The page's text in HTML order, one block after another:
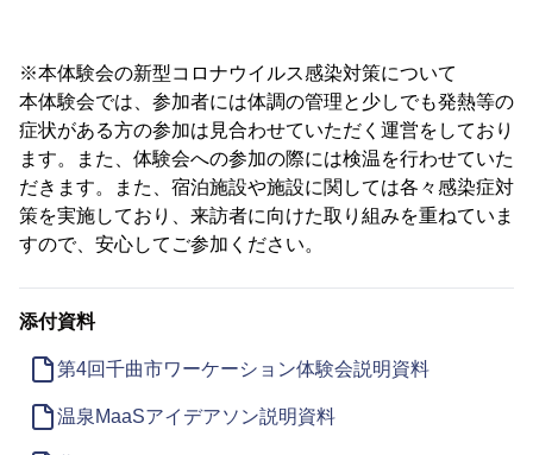
※本体験会の新型コロナウイルス感染対策について
本体験会では、参加者には体調の管理と少しでも発熱等の
症状がある方の参加は見合わせていただく運営をしており
ます。また、体験会への参加の際には検温を行わせていた
だきます。また、宿泊施設や施設に関しては各々感染症対
策を実施しており、来訪者に向けた取り組みを重ねていま
すので、安心してご参加ください。
添付資料
第4回千曲市ワーケーション体験会説明資料
温泉MaaSアイデアソン説明資料